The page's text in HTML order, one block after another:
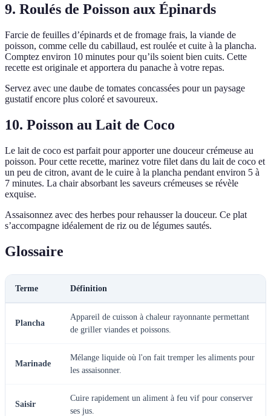
9. Roulés de Poisson aux Épinards
Farcie de feuilles d’épinards et de fromage frais, la viande de
poisson, comme celle du cabillaud, est roulée et cuite à la plancha.
Comptez environ 10 minutes pour qu’ils soient bien cuits. Cette
recette est originale et apportera du panache à votre repas.
Servez avec une daube de tomates concassées pour un paysage
gustatif encore plus coloré et savoureux.
10. Poisson au Lait de Coco
Le lait de coco est parfait pour apporter une douceur crémeuse au
poisson. Pour cette recette, marinez votre filet dans du lait de coco et
un peu de citron, avant de le cuire à la plancha pendant environ 5 à
7 minutes. La chair absorbant les saveurs crémeuses se révèle
exquise.
Assaisonnez avec des herbes pour rehausser la douceur. Ce plat
s’accompagne idéalement de riz ou de légumes sautés.
Glossaire
Terme Définition
Plancha
Appareil de cuisson à chaleur rayonnante permettant
de griller viandes et poissons.
Marinade
Mélange liquide où l'on fait tremper les aliments pour
les assaisonner.
Saisir
Cuire rapidement un aliment à feu vif pour conserver
ses jus.